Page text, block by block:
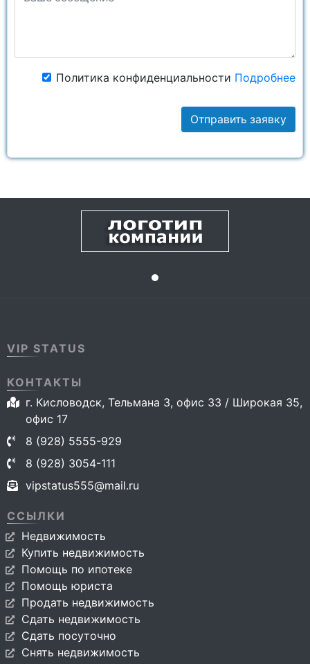
Политика конфиденциальности Подробнее
Отправить заявку
VIP STATUS
КОНТАКТЫ
г. Кисловодск, Тельмана 3, офис 33 / Широкая 35,
офис 17
8 (928) 5555-929
8 (928) 3054-111
vipstatus555@mail.ru
ССЫЛКИ
Недвижимость
Купить недвижимость
Помощь по ипотеке
Помощь юриста
Продать недвижимость
Сдать недвижимость
Сдать посуточно
Снять недвижимость